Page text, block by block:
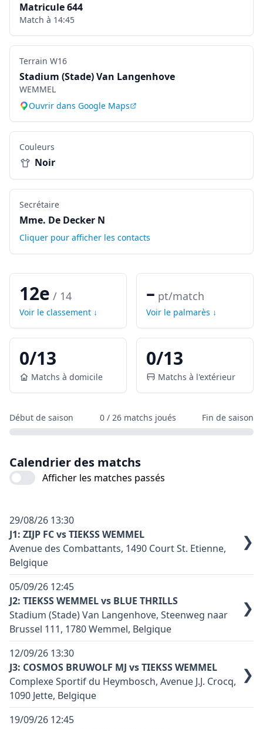
Matricule644
Match à 14:45
Terrain W16
Stadium (Stade) Van Langenhove
WEMMEL
Ouvrir dans Google Maps
Couleurs
Noir
Secrétaire
Mme. De Decker N
Cliquer pour afficher les contacts
12e / 14
Voir le classement ↓
– pt/match
Voir le palmarès ↓
0/13
Matchs à domicile
0/13
Matchs à l'extérieur
Début de saison 0/ 26matchs joués Fin de saison
Calendrier des matchs
Afficher les matches passés
29/08/26 13:30
J1: ZIJP FC vs TIEKSS WEMMEL
Avenue des Combattants, 1490 Court St. Etienne,
Belgique
❯
Terrain synthétique: oui
Code terrain: C02
Couleur principale équipe domicile: Noir et blanc
Couleur principale équipe exterieure: Noir
Contact équipe domicile: Perez Y Doeste E
(0472.34.61.81 - fczijp@outlook.com)
Accès voiture : Ring ouest: Direction Waterloo, prendre
la sortie "butte du lion" , prendre à droite, puis au feu
rouge prendre à droite, rouler jusque Genappe et
05/09/26 12:45
J2: TIEKSS WEMMEL vs BLUE THRILLS
Stadium (Stade) Van Langenhove, Steenweg naar
Brussel 111, 1780 Wemmel, Belgique
❯
Terrain synthétique: non
Code terrain: W16
Couleur principale équipe domicile: Noir
Couleur principale équipe exterieure: Bleu marine
Contact équipe domicile: Mme. De Decker N
12/09/26 13:30
J3: COSMOS BRUWOLF MJ vs TIEKSS WEMMEL
Complexe Sportif du Heymbosch, Avenue J.J. Crocq,
1090 Jette, Belgique
❯
Terrain synthétique: oui
19/09/26 12:45